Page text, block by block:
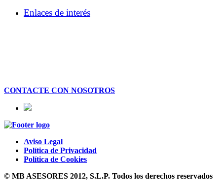
Enlaces de interés
CONTACTE CON NOSOTROS
Aviso Legal
Política de Privacidad
Política de Cookies
© MB ASESORES 2012, S.L.P. Todos los derechos reservados